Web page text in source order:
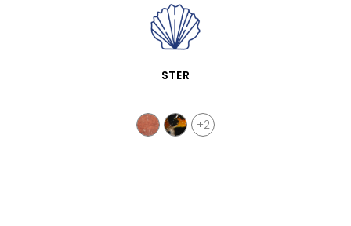
SCHNELLANSICHT
STER
+2